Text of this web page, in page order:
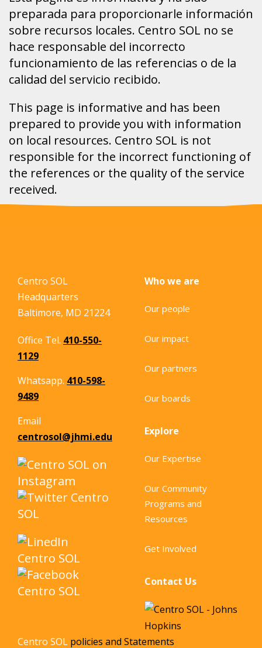
preparada para proporcionarle información
sobre recursos locales. Centro SOL no se
hace responsable del incorrecto
funcionamiento de las referencias o de la
calidad del servicio recibido.
This page is informative and has been
prepared to provide you with information
on local resources. Centro SOL is not
responsible for the incorrect functioning of
the references or the quality of the service
received.
Centro SOL
Headquarters
Baltimore, MD 21224
Office Tel. 410-550-
1129
Whatsapp. 410-598-
9489
Email
centrosol@jhmi.edu
Who we are
Our people
Our impact
Our partners
Our boards
Explore
Our Expertise
Our Community
Programs and
Resources
Get Involved
Contact Us
Centro SOL policies and Statements